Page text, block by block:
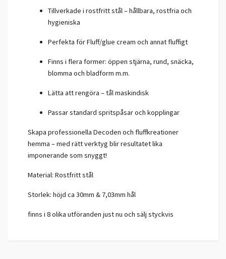
Tillverkade i rostfritt stål – hållbara, rostfria och
hygieniska
Perfekta för Fluff/glue cream och annat fluffigt
Finns i flera former: öppen stjärna, rund, snäcka,
blomma och bladform m.m.
Lätta att rengöra – tål maskindisk
Passar standard spritspåsar och kopplingar
Skapa professionella Decoden och fluffkreationer
hemma – med rätt verktyg blir resultatet lika
imponerande som snyggt!
Material: Rostfritt stål
Storlek: höjd ca 30mm & 7,03mm hål
finns i 8 olika utföranden just nu och sälj styckvis